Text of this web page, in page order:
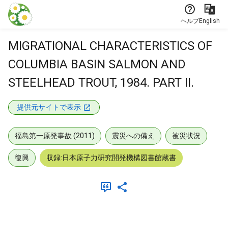
本文に飛ぶ
ヘルプEnglish
MIGRATIONAL CHARACTERISTICS OF
COLUMBIA BASIN SALMON AND
STEELHEAD TROUT, 1984. PART II.
提供元サイトで表示
福島第一原発事故 (2011) 震災への備え 被災状況
復興 収録:日本原子力研究開発機構図書館蔵書